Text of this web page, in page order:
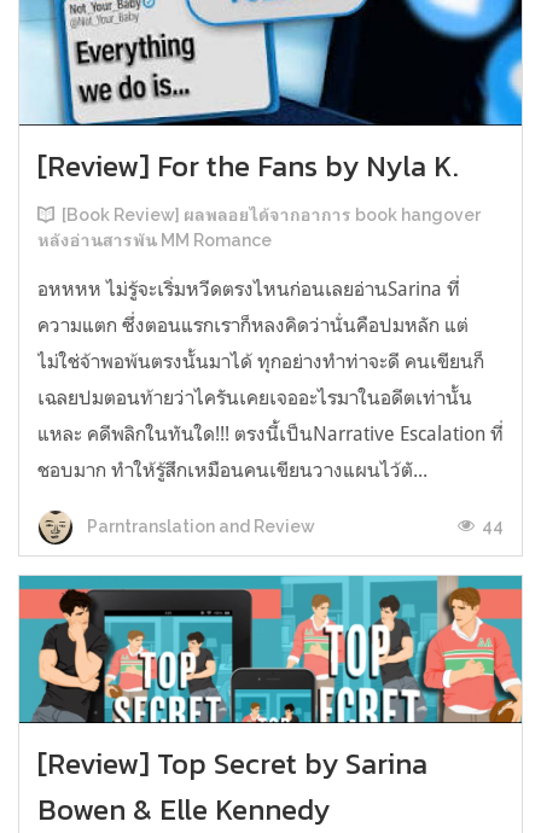
[Review] For the Fans by Nyla K.
[Book Review] ผลพลอยได้จากอาการ book hangover
หลังอ่านสารพัน MM Romance
อหหหห ไม่รู้จะเริ่มหวีดตรงไหนก่อนเลยอ่านSarina ที่
ความแตก ซึ่งตอนแรกเราก็หลงคิดว่านั่นคือปมหลัก แต่
ไม่ใช่จ้าพอพ้นตรงนั้นมาได้ ทุกอย่างทำท่าจะดี คนเขียนก็
เฉลยปมตอนท้ายว่าไครันเคยเจออะไรมาในอดีตเท่านั้น
แหละ คดีพลิกในทันใด!!! ตรงนี้เป็นNarrative Escalation ที่
ชอบมาก ทำให้รู้สึกเหมือนคนเขียนวางแผนไว้ตั...
Parntranslation and Review 44
[Review] Top Secret by Sarina
Bowen & Elle Kennedy